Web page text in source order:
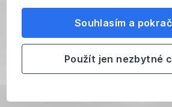
Souhlasím a
Použít jen nezbytné